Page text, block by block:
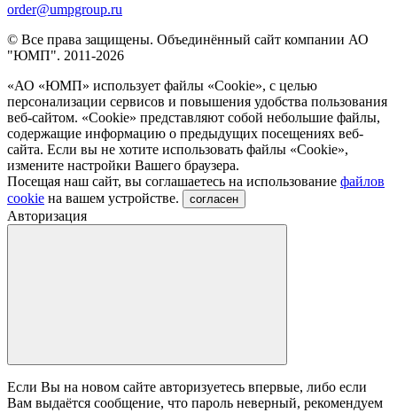
order@umpgroup.ru
© Все права защищены. Объединённый сайт компании АО
"ЮМП". 2011-2026
«АО «ЮМП» использует файлы «Сookie», с целью
персонализации сервисов и повышения удобства пользования
веб-сайтом. «Cookie» представляют собой небольшие файлы,
содержащие информацию о предыдущих посещениях веб-
сайта. Если вы не хотите использовать файлы «Сookie»,
измените настройки Вашего браузера.
Посещая наш сайт, вы соглашаетесь на использование файлов
cookie на вашем устройстве. согласен
Авторизация
Если Вы на новом сайте авторизуетесь впервые, либо если
Вам выдаётся сообщение, что пароль неверный, рекомендуем